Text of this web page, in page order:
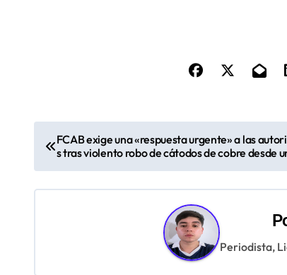
a
v
FCAB exige una «respuesta urgente» a las
s tras violento robo de cátodos de cobre desde
Periodista,